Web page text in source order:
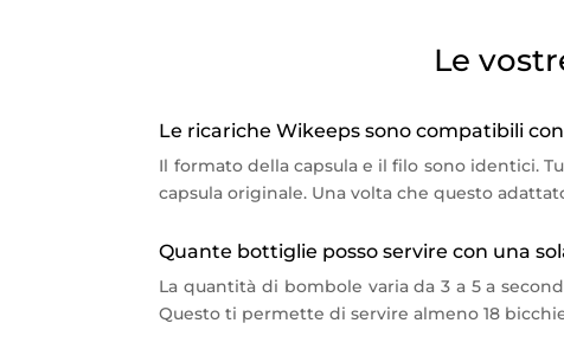
Le
Le ricariche Wikeeps sono compatibili con
Il formato della capsula e il filo sono identici.
capsula originale. Una volta che questo
Quante bottiglie posso servire con una
La quantità di bombole varia da 3 a 5 a
Questo ti permette di servire almeno 18